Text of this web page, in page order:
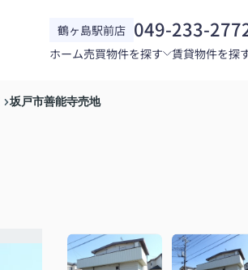
鶴ヶ島駅前店 049-233-
ホーム売買物件を探す 賃貸物件を探
坂戸市善能寺売地